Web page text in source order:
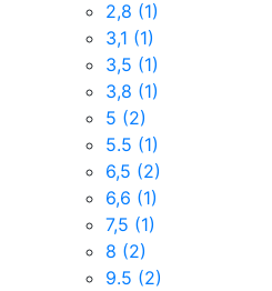
2,8 (1)
3,1 (1)
3,5 (1)
3,8 (1)
5 (2)
5.5 (1)
6,5 (2)
6,6 (1)
7,5 (1)
8 (2)
9.5 (2)